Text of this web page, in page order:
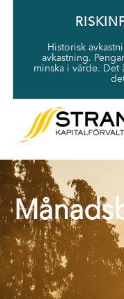
Historisk
avkastning.
minska i värde. Det